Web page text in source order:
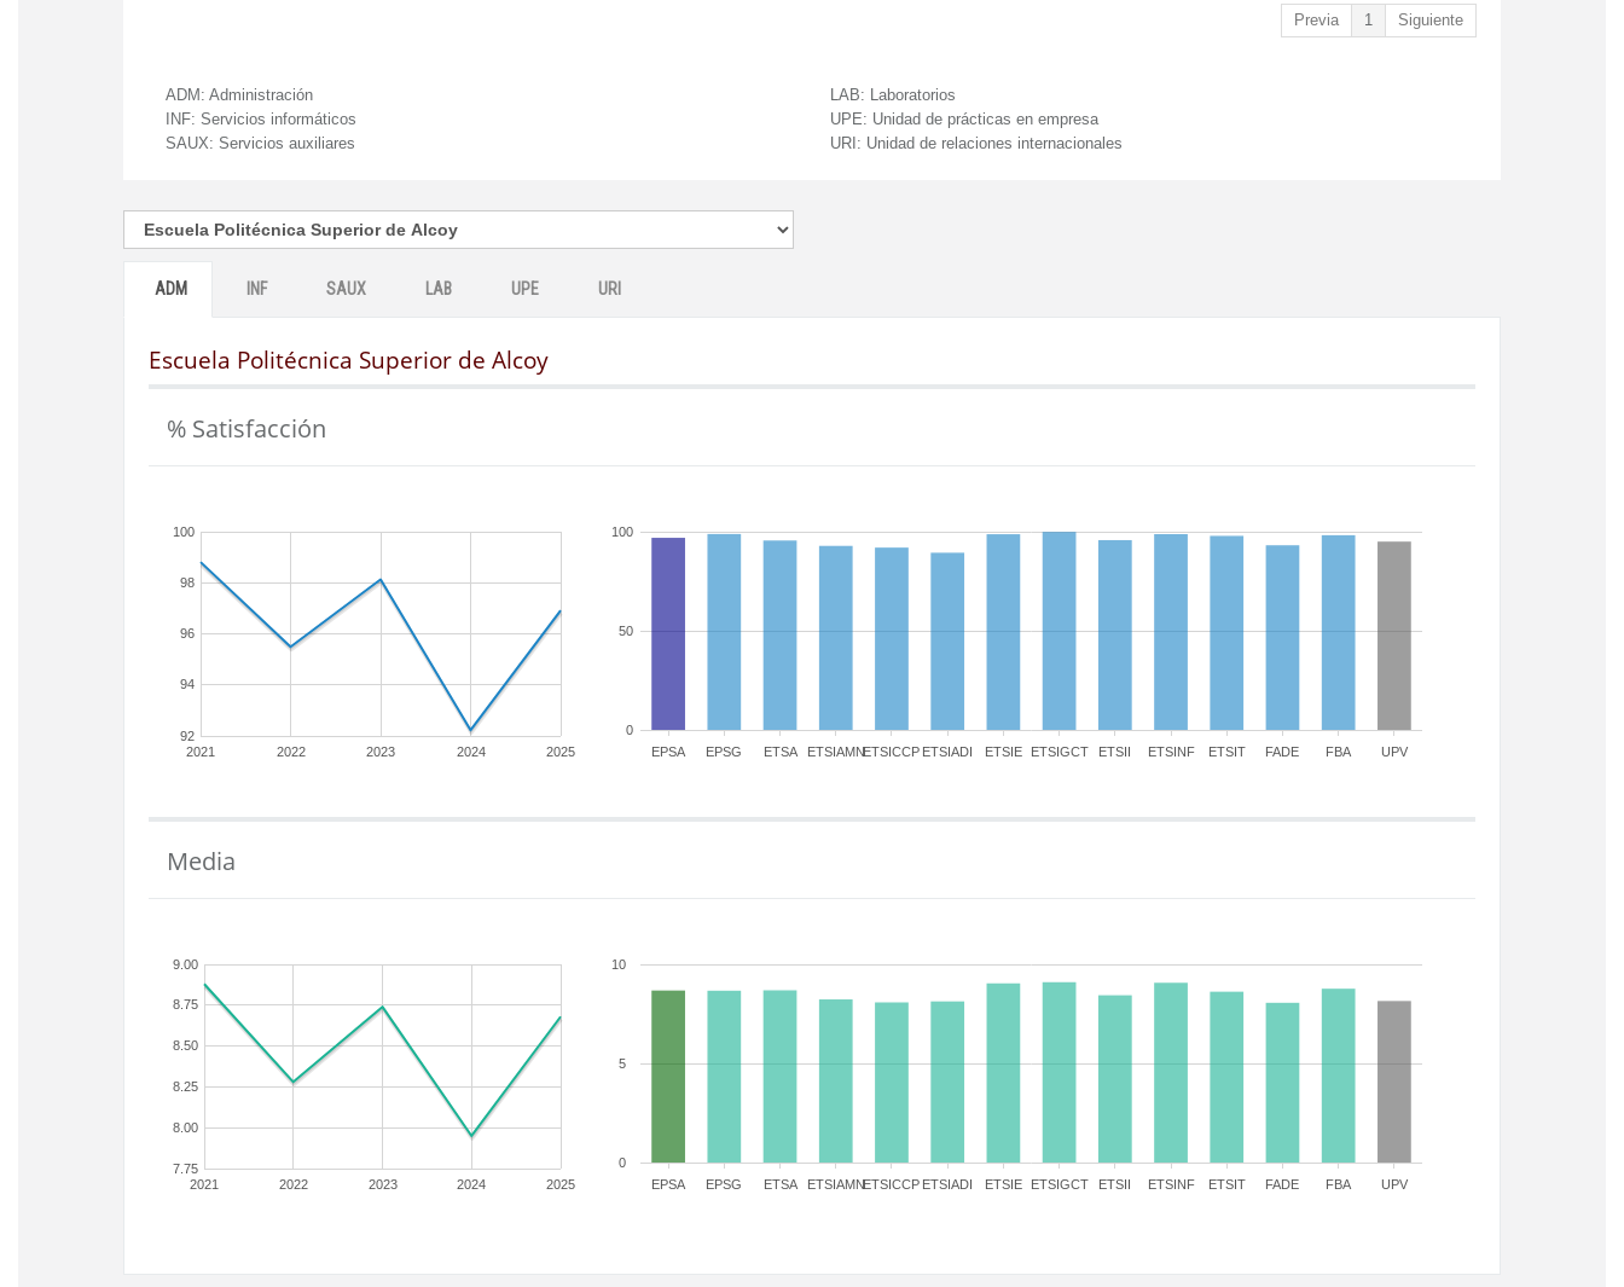
Previa 1 Siguiente
ADM: Administración
INF: Servicios informáticos
SAUX: Servicios auxiliares
LAB: Laboratorios
UPE: Unidad de prácticas en empresa
URI: Unidad de relaciones internacionales
ADM INF SAUX LAB UPE URI
Escuela Politécnica Superior de Alcoy
% Satisfacción
2021 2022 2023 2024 2025
92
94
96
98
100
EPSA EPSG ETSA ETSIAMNETSICCP ETSIADI ETSIE ETSIGCT ETSII ETSINF ETSIT FADE FBA UPV
0
50
100
Media
2021 2022 2023 2024 2025
7.75
8.00
8.25
8.50
8.75
9.00
EPSA EPSG ETSA ETSIAMNETSICCP ETSIADI ETSIE ETSIGCT ETSII ETSINF ETSIT FADE FBA UPV
0
5
10